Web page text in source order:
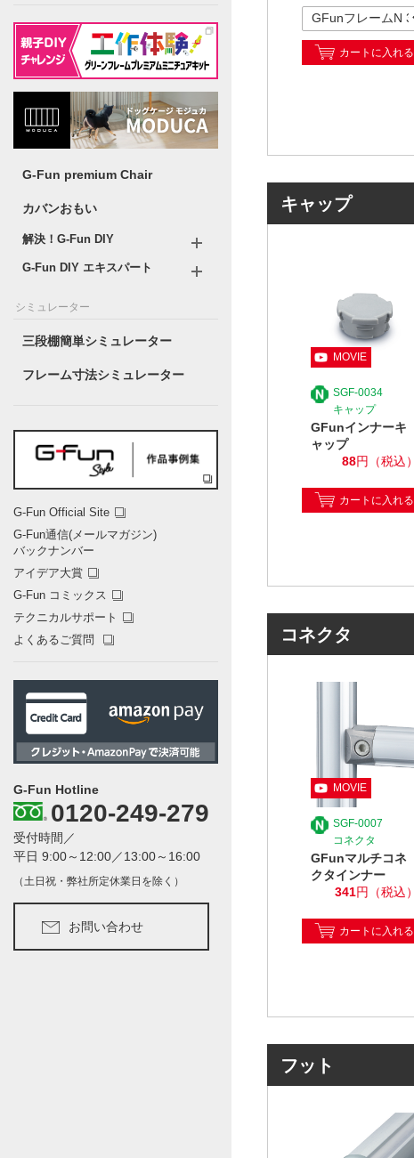
G-Fun premium Chair
カバンおもい
解決！G-Fun DIY
G-Fun DIY エキスパート
シミュレーター
三段棚簡単シミュレーター
フレーム寸法シミュレーター
G-Fun Official Site
G-Fun通信(メールマガジン)
バックナンバー
アイデア大賞
G-Fun コミックス
テクニカルサポート
よくあるご質問
G-Fun Hotline
0120-249-279
受付時間／
平日 9:00～12:00／13:00～16:00
（土日祝・弊社所定休業日を除く）
お問い合わせ
カートに入れる
キャップ
SGF-0034
キャップ
GFunインナーキ
ャップ
88円（税込）
カートに入れる
コネクタ
SGF-0007
コネクタ
GFunマルチコネ
クタインナー
341円（税込）
カートに入れる
フット